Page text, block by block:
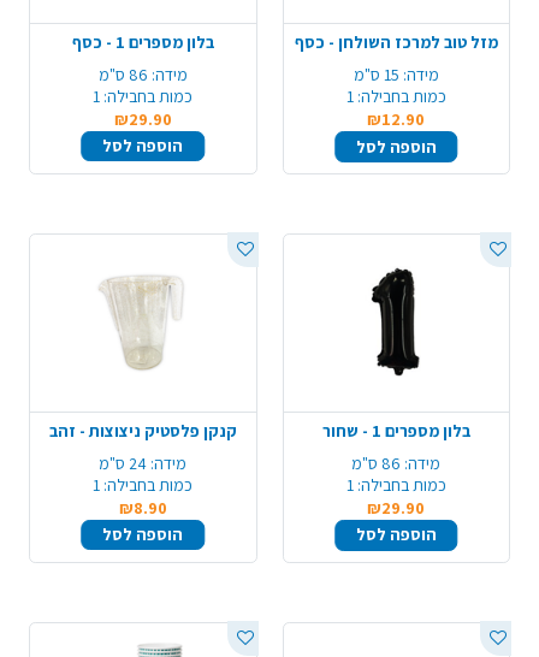
מזל טוב למרכז השולחן - כסף
מידה: 15 ס"מ
כמות בחבילה: 1
₪12.90
הוספה לסל
בלון מספרים 1 - כסף
מידה: 86 ס"מ
כמות בחבילה: 1
₪29.90
הוספה לסל
בלון מספרים 1 - שחור
מידה: 86 ס"מ
כמות בחבילה: 1
₪29.90
הוספה לסל
קנקן פלסטיק ניצוצות - זהב
מידה: 24 ס"מ
כמות בחבילה: 1
₪8.90
הוספה לסל